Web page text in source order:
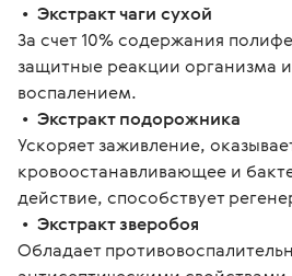
• Экстракт чаги сухой
За счет 10% содержания
защитные реакции организма
воспалением.
• Экстракт подорожника
Ускоряет заживление,
кровоостанавливающее и
действие, способствует
• Экстракт зверобоя
Обладает